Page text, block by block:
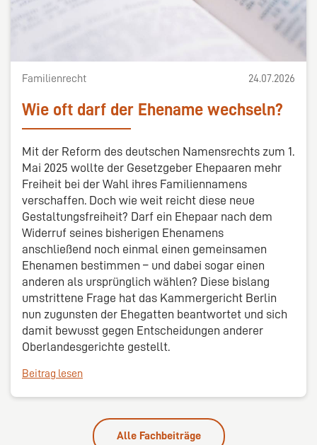
Familienrecht 24.07.2026
Wie oft darf der Ehename wechseln?
Mit der Reform des deutschen Namensrechts zum 1.
Mai 2025 wollte der Gesetzgeber Ehepaaren mehr
Freiheit bei der Wahl ihres Familiennamens
verschaffen. Doch wie weit reicht diese neue
Gestaltungsfreiheit? Darf ein Ehepaar nach dem
Widerruf seines bisherigen Ehenamens
anschließend noch einmal einen gemeinsamen
Ehenamen bestimmen – und dabei sogar einen
anderen als ursprünglich wählen? Diese bislang
umstrittene Frage hat das Kammergericht Berlin
nun zugunsten der Ehegatten beantwortet und sich
damit bewusst gegen Entscheidungen anderer
Oberlandesgerichte gestellt.
Beitrag lesen
Alle Fachbeiträge